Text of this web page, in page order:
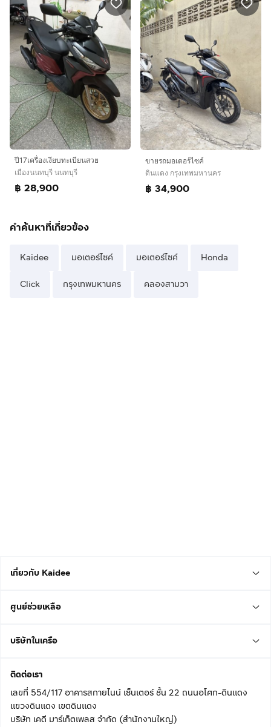
ปี17เครื่องเงียบทะเบียนสวย
เมืองนนทบุรี นนทบุรี
฿ 28,900
ขายรถมอเตอร์ไซค์
ดินแดง กรุงเทพมหานคร
฿ 34,900
คำค้นหาที่เกี่ยวข้อง
Kaidee มอเตอร์ไซค์ มอเตอร์ไซค์ Honda
Click กรุงเทพมหานคร คลองสามวา
เกี่ยวกับ Kaidee
ศูนย์ช่วยเหลือ
บริษัทในเครือ
ติดต่อเรา
เลขที่ 554/117 อาคารสกายไนน์ เซ็นเตอร์ ชั้น 22 ถนนอโศก-ดินแดง
แขวงดินแดง เขตดินแดง
บริษัท เคดี มาร์เก็ตเพลส จำกัด (สำนักงานใหญ่)